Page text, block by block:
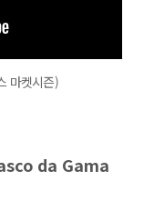
마켓시즌)
da Gama